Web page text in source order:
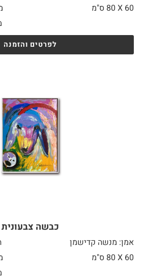
60 X
לפרטים והזמנה
כבשה צבעונית
אמן: מנשה קדישמן
60 X